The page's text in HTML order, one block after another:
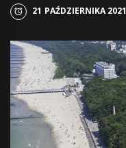
21 PAŹDZIERNIKA 2021